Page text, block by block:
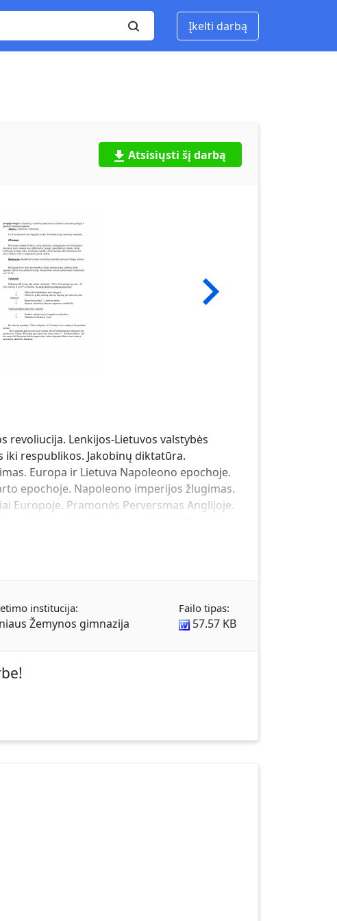
Įkelti darbą
Atsisiųsti šį darbą
revoliucija. Lenkijos-Lietuvos valstybės
iki respublikos. Jakobinų diktatūra.
Europa ir Lietuva Napoleono epochoje.
epochoje. Napoleono imperijos žlugimas.
Europoje. Pramonės Perversmas Anglijoje.
(JAV) ir Lotynų Amerika. Lietuva
institucija:
Žemynos gimnazija
Failo tipas:
57.57 KB